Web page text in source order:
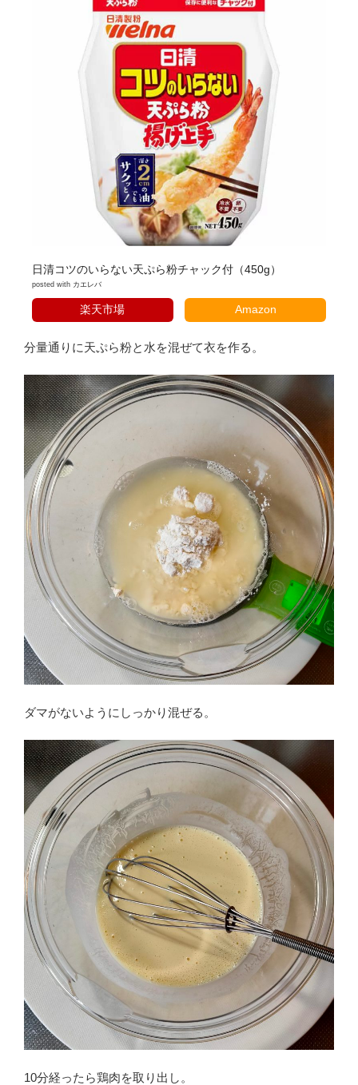
日清コツのいらない天ぷら粉チャック付（450g）
posted with カエレバ
楽天市場 Amazon
分量通りに天ぷら粉と水を混ぜて衣を作る。
ダマがないようにしっかり混ぜる。
10分経ったら鶏肉を取り出し。